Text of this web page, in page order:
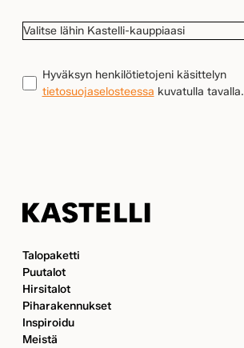
VALITSE
KAUPPIAASI
TIETOSUOJA(Pakollinen)
Hyväksyn henkilötietojeni käsittelyn
tietosuojaselosteessa kuvatulla tavalla.
Talopaketti
Puutalot
Hirsitalot
Piharakennukset
Inspiroidu
Meistä